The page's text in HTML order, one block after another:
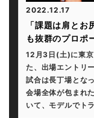
2022.12.17
「課題は肩と
も抜群のプロポ
12月3日(土)に東京
た、出場エントリ
試合は長丁場とな
会場全体が包まれ
いて、モデルでト